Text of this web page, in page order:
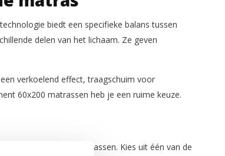
biedt een specifieke balans tussen
delen van het lichaam. Ze geven
verkoelend effect, traagschuim voor
60x200 matrassen heb je een ruime keuze.
jouw voorkeuren aanpassen. Kies uit één van de